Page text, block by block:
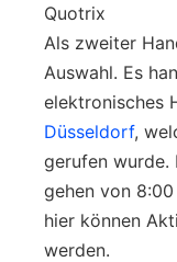
Quotrix
Als zweiter
Auswahl. Es
elektronisches
Düsseldorf,
gerufen wurde.
gehen von
hier können
werden.